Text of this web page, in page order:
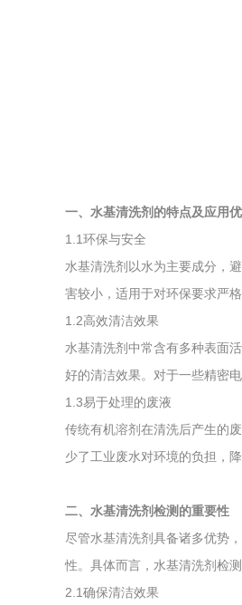
一、水基清洗剂的特点及应用
1.1环保与安全
水基清洗剂以水为主要成分，
害较小，适用于对环保要求严
1.2高效清洁效果
水基清洗剂中常含有多种表面
好的清洁效果。对于一些精密
1.3易于处理的废液
传统有机溶剂在清洗后产生的
少了工业废水对环境的负担，
二、水基清洗剂检测的重要性
尽管水基清洗剂具备诸多优势
性。具体而言，水基清洗剂检
2.1确保清洁效果